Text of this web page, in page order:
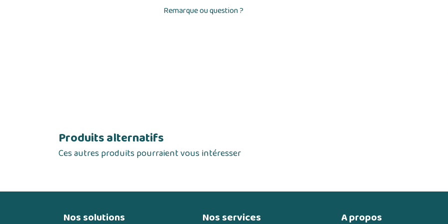
Remarque ou question ?
Produits alternatifs
Ces autres produits pourraient vous intéresser
Nos solutions Nos services A propos